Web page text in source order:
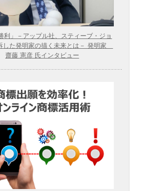
利」－アップル社、スティーブ・ジョ
した発明家の描く未来とは－ 発明家
齋藤 憲彦 氏インタビュー